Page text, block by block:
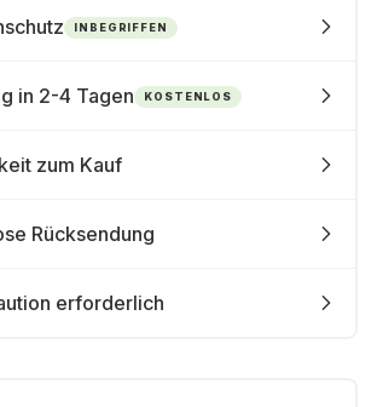
INBEGRIFFEN
in 2-4 Tagen KOSTENLOS
zum Kauf
Rücksendung
erforderlich